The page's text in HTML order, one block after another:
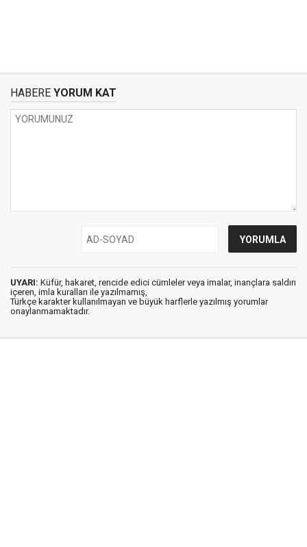
HABERE YORUM KAT
UYARI: Küfür, hakaret, rencide edici cümleler veya imalar, inançlara saldırı
içeren, imla kuralları ile yazılmamış,
Türkçe karakter kullanılmayan ve büyük harflerle yazılmış yorumlar
onaylanmamaktadır.